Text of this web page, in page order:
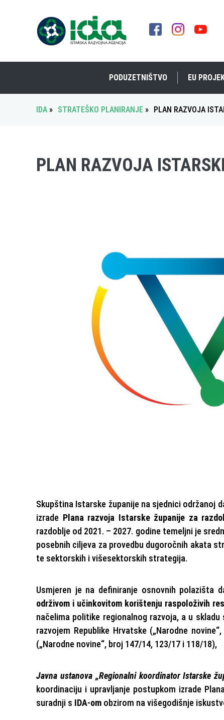
PODUZETNIŠTVO EU
IDA » STRATEŠKO PLANIRANJE » PLAN RAZVOJA
PLAN RAZVOJA
Skupština Istarske županije na sjednici održanoj
izrade Plana razvoja Istarske županije za
razdoblje od 2021. – 2027. godine temeljni je
posebnih ciljeva za provedbu dugoročnih akata
te sektorskih i višesektorskih strategija.
Usmjeren je na definiranje osnovnih polazišta
održivom i učinkovitom korištenju raspoloživih
načelima politike regionalnog razvoja, a u
razvojem Republike Hrvatske („Narodne
(„Narodne novine“, broj 147/14, 123/17 i 118/18),
Javna ustanova „Regionalni koordinator Istarske
koordinaciju i upravljanje postupkom izrade
suradnji s IDA-om obzirom na višegodišnje